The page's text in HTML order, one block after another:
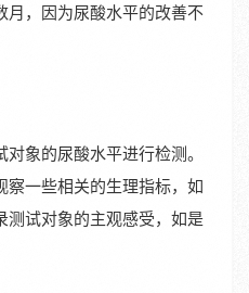
月，因为尿酸水平的改善不
象的尿酸水平进行检测。
察一些相关的生理指标，如
测试对象的主观感受，如是